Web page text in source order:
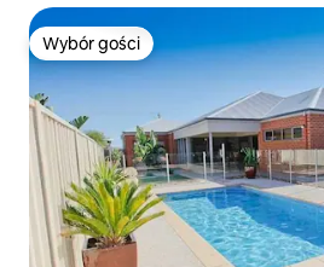
Wybór gości
Wybór gości